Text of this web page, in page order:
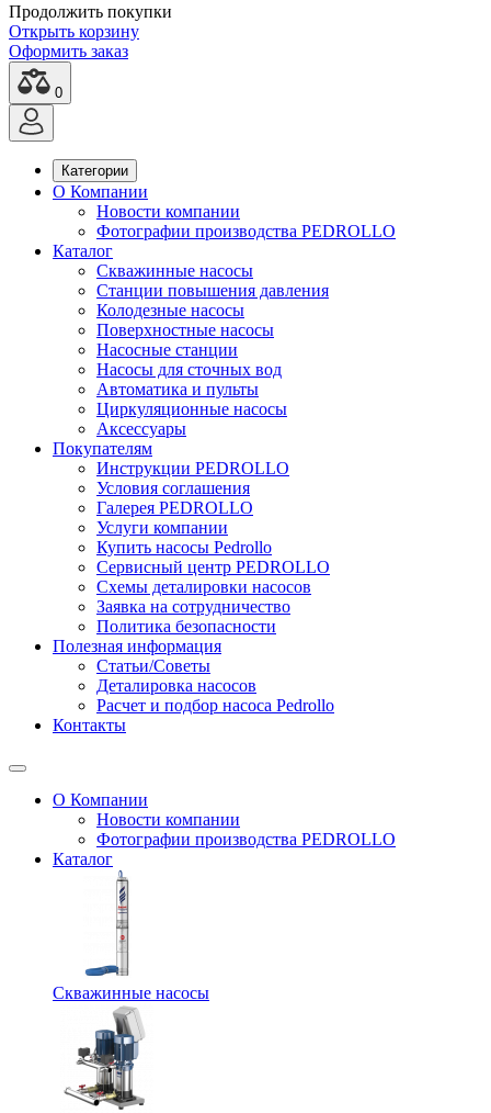
Продолжить покупки
Открыть корзину
Оформить заказ
0
Категории
О Компании
Новости компании
Фотографии производства PEDROLLO
Каталог
Скважинные насосы
Станции повышения давления
Колодезные насосы
Поверхностные насосы
Насосные станции
Насосы для сточных вод
Автоматика и пульты
Циркуляционные насосы
Аксессуары
Покупателям
Инструкции PEDROLLO
Условия соглашения
Галерея PEDROLLO
Услуги компании
Купить насосы Pedrollo
Сервисный центр PEDROLLO
Схемы деталировки насосов
Заявка на сотрудничество
Политика безопасности
Полезная информация
Статьи/Советы
Деталировка насосов
Расчет и подбор насоса Pedrollo
Контакты
О Компании
Новости компании
Фотографии производства PEDROLLO
Каталог
Скважинные насосы